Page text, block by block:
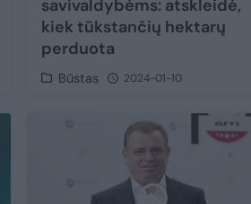
savivaldybėms: atskleidė,
kiek tūkstančių hektarų
perduota
Būstas 2024-01-10